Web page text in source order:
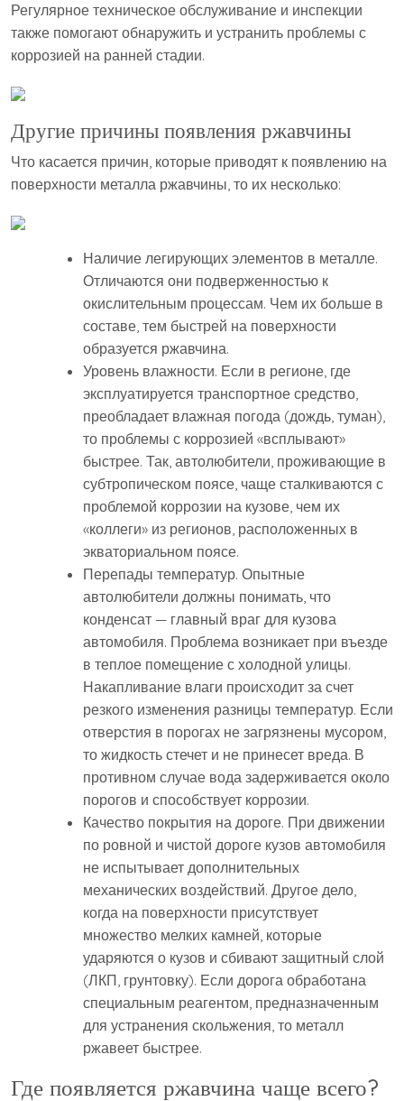
Регулярное техническое обслуживание и инспекции
также помогают обнаружить и устранить проблемы с
коррозией на ранней стадии.
Другие причины появления ржавчины
Что касается причин, которые приводят к появлению на
поверхности металла ржавчины, то их несколько:
Наличие легирующих элементов в металле.
Отличаются они подверженностью к
окислительным процессам. Чем их больше в
составе, тем быстрей на поверхности
образуется ржавчина.
Уровень влажности. Если в регионе, где
эксплуатируется транспортное средство,
преобладает влажная погода (дождь, туман),
то проблемы с коррозией «всплывают»
быстрее. Так, автолюбители, проживающие в
субтропическом поясе, чаще сталкиваются с
проблемой коррозии на кузове, чем их
«коллеги» из регионов, расположенных в
экваториальном поясе.
Перепады температур. Опытные
автолюбители должны понимать, что
конденсат — главный враг для кузова
автомобиля. Проблема возникает при въезде
в теплое помещение с холодной улицы.
Накапливание влаги происходит за счет
резкого изменения разницы температур. Если
отверстия в порогах не загрязнены мусором,
то жидкость стечет и не принесет вреда. В
противном случае вода задерживается около
порогов и способствует коррозии.
Качество покрытия на дороге. При движении
по ровной и чистой дороге кузов автомобиля
не испытывает дополнительных
механических воздействий. Другое дело,
когда на поверхности присутствует
множество мелких камней, которые
ударяются о кузов и сбивают защитный слой
(ЛКП, грунтовку). Если дорога обработана
специальным реагентом, предназначенным
для устранения скольжения, то металл
ржавеет быстрее.
Где появляется ржавчина чаще всего?